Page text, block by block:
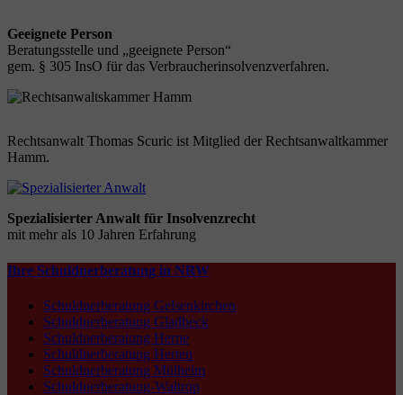
Geeignete Person
Beratungsstelle und „geeignete Person“
gem. § 305 InsO für das Verbraucherinsolvenzverfahren.
Rechtsanwalt Thomas Scuric ist Mitglied der Rechtsanwaltkammer
Hamm.
Spezialisierter Anwalt für Insolvenzrecht
mit mehr als 10 Jahren Erfahrung
Ihre Schuldnerberatung in NRW
Schuldnerberatung Gelsenkirchen
Schuldnerberatung Gladbeck
Schuldnerberatung Herne
Schuldnerberatung Herten
Schuldnerberatung Mülheim
Schuldnerberatung-Waltrop